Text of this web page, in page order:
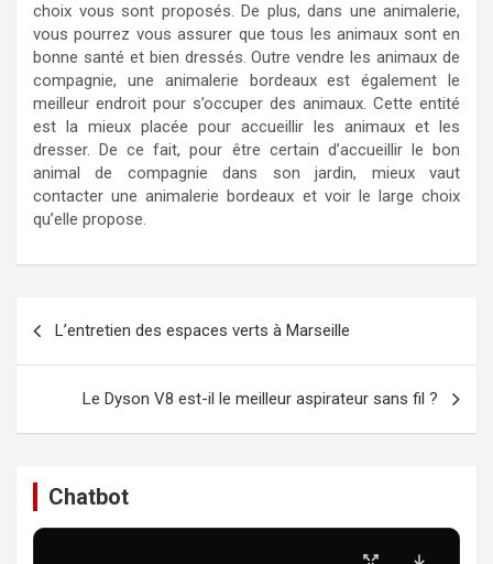
choix vous sont proposés. De plus, dans une animalerie,
vous pourrez vous assurer que tous les animaux sont en
bonne santé et bien dressés. Outre vendre les animaux de
compagnie, une animalerie bordeaux est également le
meilleur endroit pour s’occuper des animaux. Cette entité
est la mieux placée pour accueillir les animaux et les
dresser. De ce fait, pour être certain d’accueillir le bon
animal de compagnie dans son jardin, mieux vaut
contacter une animalerie bordeaux et voir le large choix
qu’elle propose.
l’article
L’entretien des espaces verts à Marseille
Le Dyson V8 est-il le meilleur aspirateur sans fil ?
Chatbot